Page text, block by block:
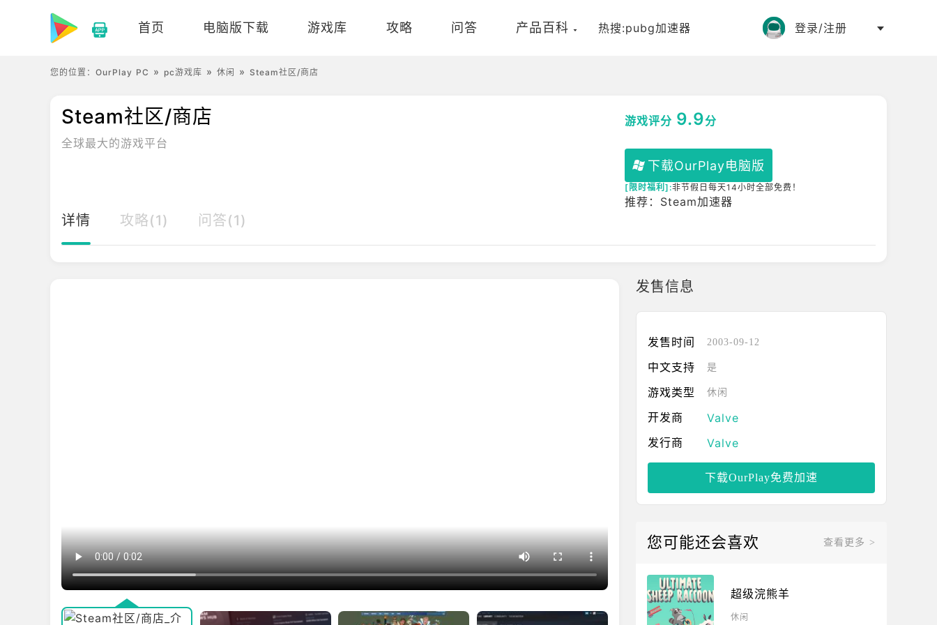
首页 电脑版下载 游戏库 攻略 问答 产品百科 热搜:pubg加速器 登录/注册
您的位置： OurPlay PC pc游戏库 休闲 Steam社区/商店
Steam社区/商店
全球最大的游戏平台
游戏评分 9.9分
下载OurPlay电脑版
[限时福利]:非节假日每天14小时全部免费！
推荐：Steam加速器
详情 攻略(1) 问答(1)
发售信息
发售时间 2003-09-12
中文支持 是
游戏类型 休闲
开发商 Valve
发行商 Valve
下载OurPlay免费加速
您可能还会喜欢 查看更多 >
超级浣熊羊
休闲